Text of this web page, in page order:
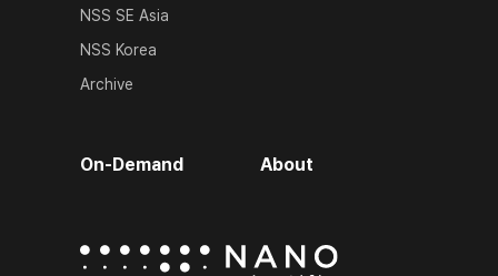
NSS SE Asia
NSS Korea
Archive
On-Demand About